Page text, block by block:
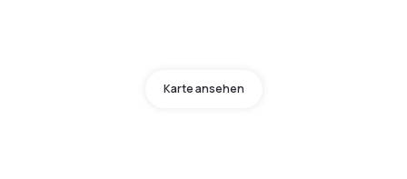
Karte ansehen